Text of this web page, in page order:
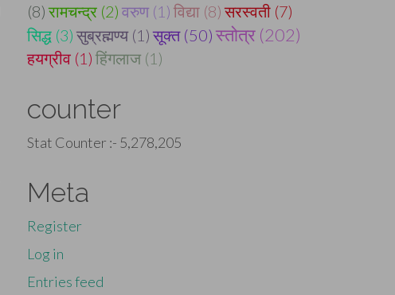
(8) रामचन्द्र (2) वरुण (1) विद्या (8) सरस्वती (7)
सिद्ध (3) सुब्रह्मण्य (1) सूक्त (50) स्तोत्र (202)
हयग्रीव (1) हिंगलाज (1)
counter
Stat Counter :- 5,278,205
Meta
Register
Log in
Entries feed